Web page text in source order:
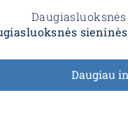
sieninės
Daugiau